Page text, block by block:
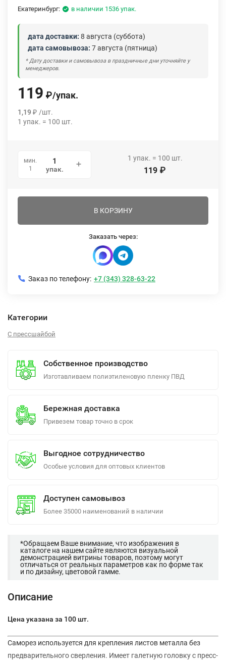
Екатеринбург: в наличии 1536 упак.
дата доставки: 8 августа (суббота)
дата самовывоза: 7 августа (пятница)
* Дату доставки и самовывоза в праздничные дни уточняйте у
менеджеров.
119 ₽/упак.
1,19 ₽ /шт.
1 упак. = 100 шт.
мин.
1
упак.
1 упак. = 100 шт.
119 ₽
В КОРЗИНУ
Заказать через:
Заказ по телефону: +7 (343) 328-63-22
Категории
С прессшайбой
Собственное производство
Изготавливаем полиэтиленовую пленку ПВД
Бережная доставка
Привезем товар точно в срок
Выгодное сотрудничество
Особые условия для оптовых клиентов
Доступен самовывоз
Более 35000 наименований в наличии
*Обращаем Ваше внимание, что изображения в
каталоге на нашем сайте являются визуальной
демонстрацией витрины товаров, поэтому могут
отличаться от реальных параметров как по форме так
и по дизайну, цветовой гамме.
Описание
Цена указана за 100 шт.
Саморез используется для крепления листов металла без
предварительного сверления. Имеет галетную головку с пресс-